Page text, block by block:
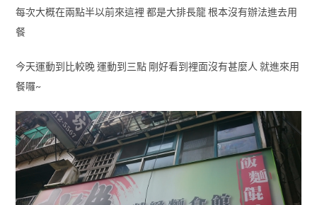
每次大概在兩點半以前來這裡 都是大排長龍 根本沒有辦法進去用
餐
今天運動到比較晚 運動到三點 剛好看到裡面沒有甚麼人 就進來用
餐囉~